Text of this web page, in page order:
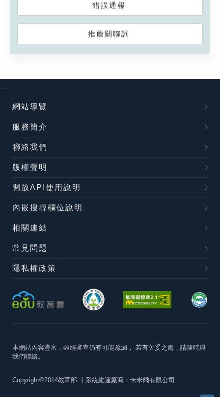
錯誤通報
推薦關聯詞
:::
網站導覽
服務簡介
聯絡我們
版權聲明
開放API使用說明
內嵌搜尋欄位說明
相關連結
常見問題
隱私權政策
本網站內容豐富，雖經審查仍有可能疏漏， 若有欠妥之處，請隨時與
我們聯絡。
Copyright©2014教育部 丨系統維運廠商：卡米爾有限公司